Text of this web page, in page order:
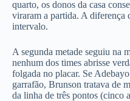
quarto, os donos da casa
viraram a partida. A diferença
intervalo.
A segunda metade seguiu na
nenhum dos times abrisse
folgada no placar. Se
garrafão, Brunson tratava de
da linha de três pontos (cinco